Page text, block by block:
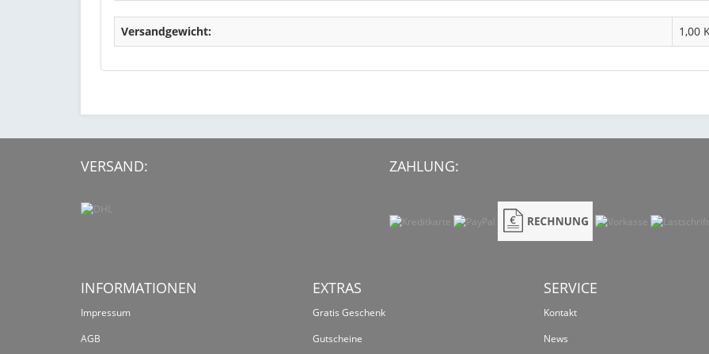
Versandgewicht: 1,00
VERSAND: ZAHLUNG:
INFORMATIONEN
Impressum
AGB
EXTRAS
Gratis Geschenk
Gutscheine
SERVICE
Kontakt
News